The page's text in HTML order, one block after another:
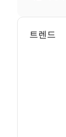
트렌드